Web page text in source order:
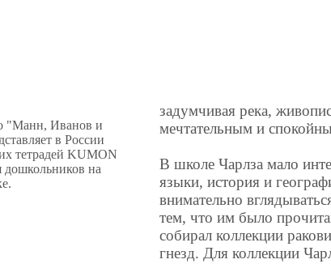
"Манн, Иванов и
в России
тетрадей KUMON
на
задумчивая река,
мечтательным и
В школе Чарлза мало
языки, история и
внимательно
тем, что им было
собирал коллекции
гнезд. Для коллекции